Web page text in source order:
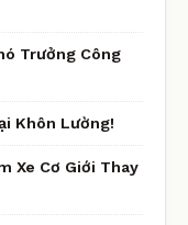
Trưởng Công
Khôn Lường!
Xe Cơ Giới Thay